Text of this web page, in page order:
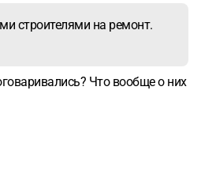
строителями на ремонт.
Что вообще о них